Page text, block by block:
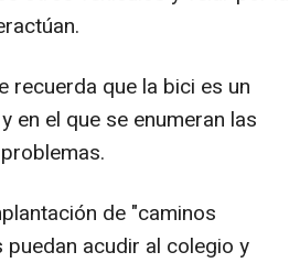
recuerda que la bici es un
en el que se enumeran las
de "caminos
acudir al colegio y